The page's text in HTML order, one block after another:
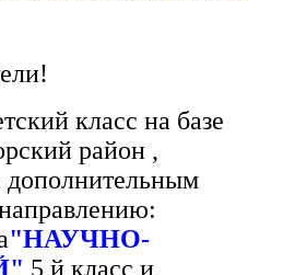
класс на базе
район ,
дополнительным
"НАУЧНО-
5 й класс и